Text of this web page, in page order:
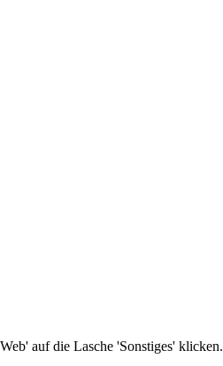
auf die Lasche 'Sonstiges' klicken.